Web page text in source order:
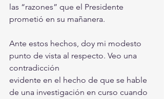
las “razones” que el Presidente
prometió en su mañanera.
Ante estos hechos, doy mi modesto
punto de vista al respecto. Veo una
contradicción
evidente en el hecho de que se hable
de una investigación en curso cuando